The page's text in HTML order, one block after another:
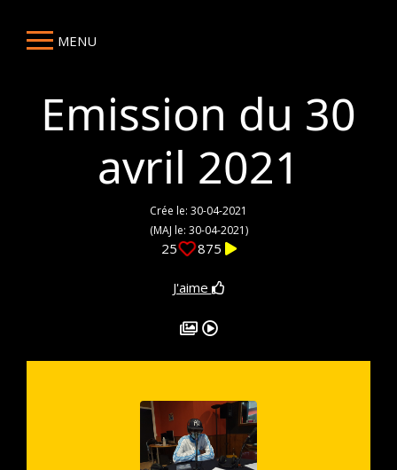
MENU
Emission du 30
avril 2021
Crée le: 30-04-2021
(MAJ le: 30-04-2021)
25 875
J'aime